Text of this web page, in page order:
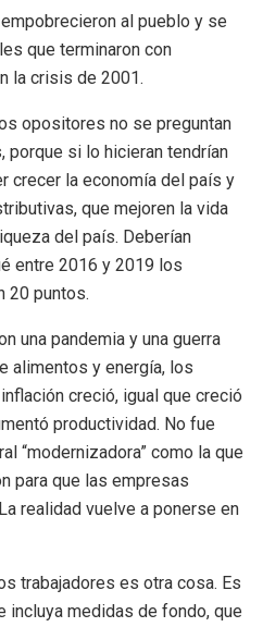
al pueblo y se
que terminaron con
la crisis de 2001.
opositores no se preguntan
porque si lo hicieran tendrían
crecer la economía del país y
que mejoren la vida
del país. Deberían
entre 2016 y 2019 los
20 puntos.
una pandemia y una guerra
alimentos y energía, los
creció, igual que creció
productividad. No fue
“modernizadora” como la que
para que las empresas
realidad vuelve a ponerse en
trabajadores es otra cosa. Es
incluya medidas de fondo, que